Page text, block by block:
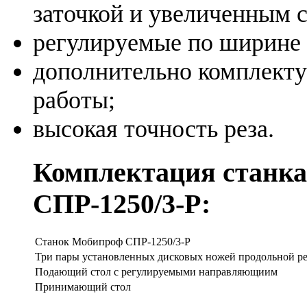
заточкой и увеличенным
регулируемые по
дополнительно
работы;
высокая точность реза.
Комплектация
СПР-1250/3-Р:
Станок Мобипроф СПР-1250/3-Р
Три пары установленных дисковых ножей продольной
Подающий стол с регулируемыми направляющиим
Принимающий стол